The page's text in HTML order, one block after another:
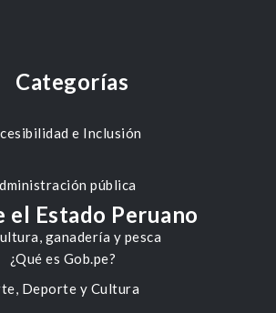
Categorías
e Inclusión
pública
ganadería y pesca
Deporte y Cultura
el Estado Peruano
¿Qué es Gob.pe?